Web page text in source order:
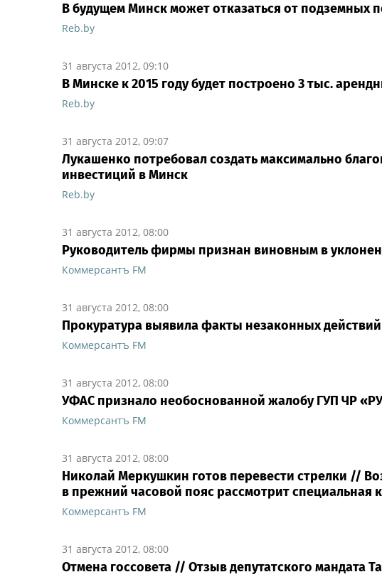
В будущем Минск может отказаться от подземных
Reb.by
31 августа 2012, 09:10
В Минске к 2015 году будет построено 3 тыс.
Reb.by
31 августа 2012, 09:07
Лукашенко потребовал создать максимально
инвестиций в Минск
Reb.by
31 августа 2012, 08:00
Руководитель фирмы признан виновным в
Коммерсантъ FM
31 августа 2012, 08:00
Прокуратура выявила факты незаконных
Коммерсантъ FM
31 августа 2012, 08:00
УФАС признало необоснованной жалобу ГУП ЧР
Коммерсантъ FM
31 августа 2012, 08:00
Николай Меркушкин готов перевести стрелки //
в прежний часовой пояс рассмотрит специальная
Коммерсантъ FM
31 августа 2012, 08:00
Отмена госсовета // Отзыв депутатского